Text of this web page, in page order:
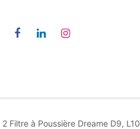
Filtre à Poussière Dreame D9, L10